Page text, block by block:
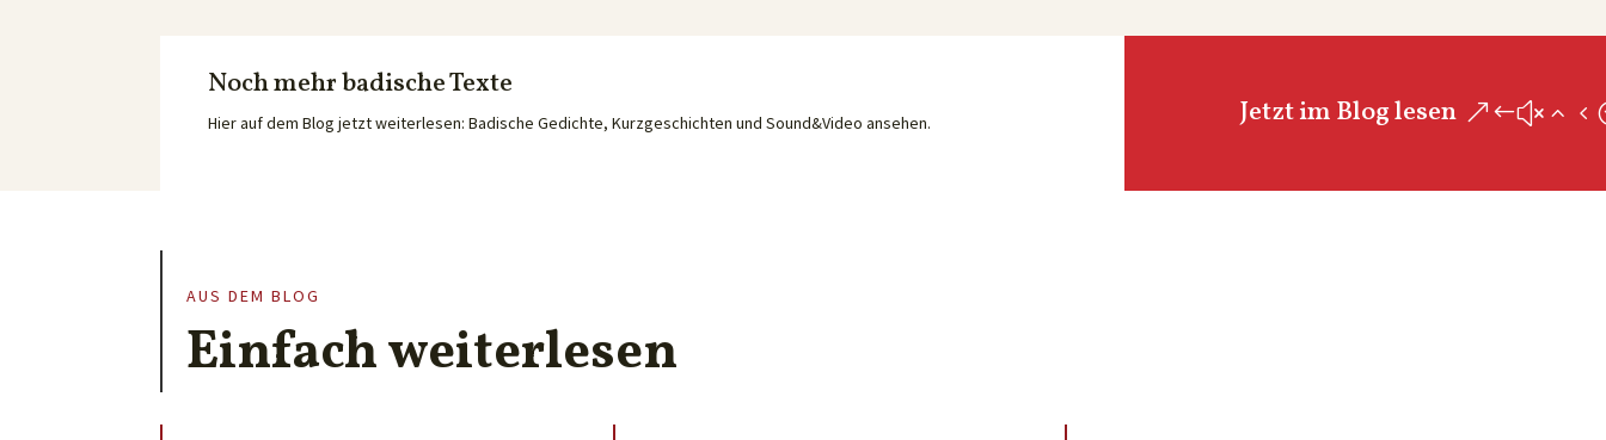
Noch mehr badische Texte
Hier auf dem Blog jetzt weiterlesen: Badische Gedichte, Kurzgeschichten und Sound&Video ansehen. Jetzt im Blog lesen
AUS DEM BLOG
Einfach weiterlesen